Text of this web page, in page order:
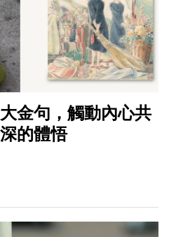
金句，觸動內心共
的體悟